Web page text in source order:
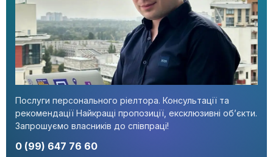
Послуги персонального ріелтора. Консультації та
рекомендації Найкращі пропозиції, ексклюзивні об’єкти.
Запрошуємо власників до співпраці!
0 (99) 647 76 60